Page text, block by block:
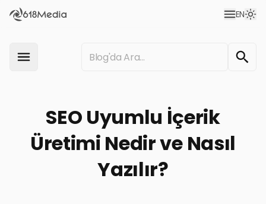
EN
SEO Uyumlu İçerik
Üretimi Nedir ve Nasıl
Yazılır?